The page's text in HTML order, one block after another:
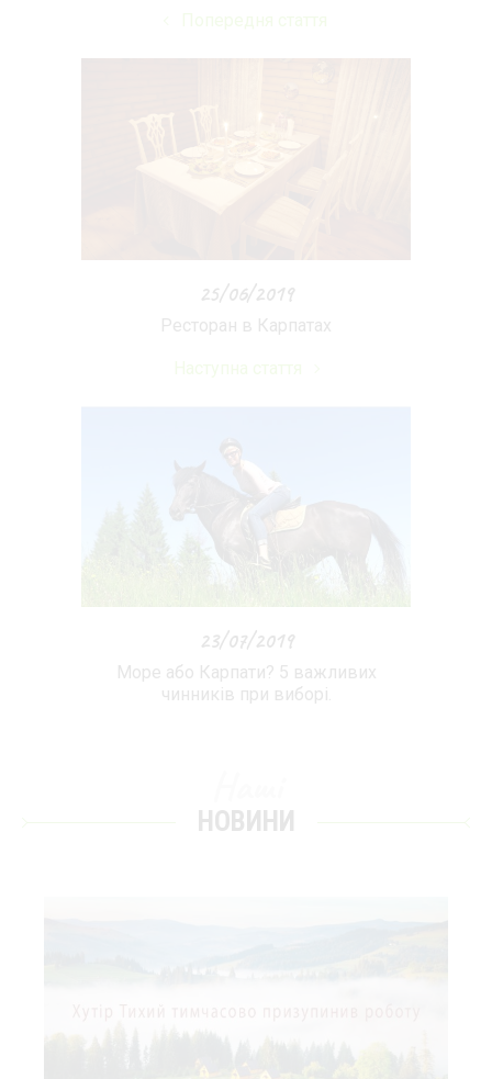
25/06/2019
Ресторан в Карпатах
23/07/2019
Море або Карпати? 5 важливих
чинників при виборі.
НОВИНИ